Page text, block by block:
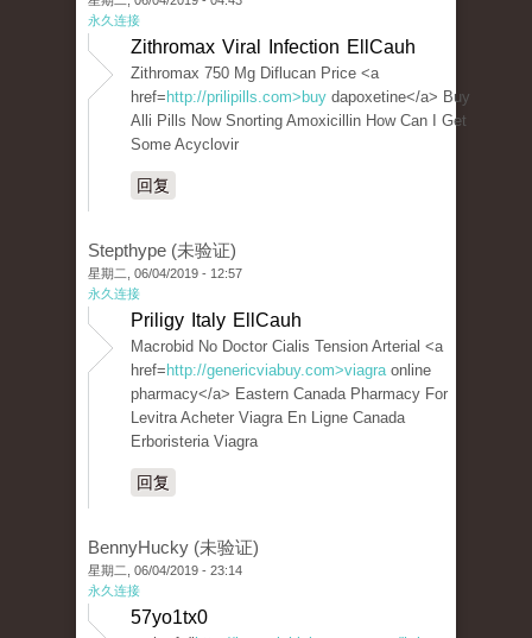
永久连接
Zithromax Viral Infection EllCauh
Zithromax 750 Mg Diflucan Price <a
href= http://prilipills.com>buy dapoxetine</a> Buy
Alli Pills Now Snorting Amoxicillin How Can I Get
Some Acyclovir
回复
Stepthype (未验证)
星期二, 06/04/2019 - 12:57
永久连接
Priligy Italy EllCauh
Macrobid No Doctor Cialis Tension Arterial <a
href= http://genericviabuy.com>viagraonline
pharmacy</a> Eastern Canada Pharmacy For
Levitra Acheter Viagra En Ligne Canada
Erboristeria Viagra
回复
BennyHucky (未验证)
星期二, 06/04/2019 - 23:14
永久连接
57yo1tx0